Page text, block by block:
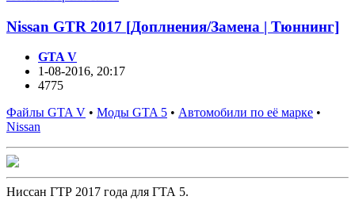
Nissan GTR 2017 [Доплнения/Замена | Тюннинг]
GTA V
1-08-2016, 20:17
4775
Файлы GTA V • Моды GTA 5 • Автомобили по её марке •
Nissan
Ниссан ГТР 2017 года для ГТА 5.